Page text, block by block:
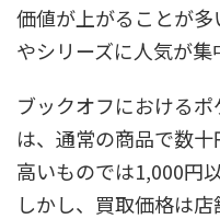
価値が上がることが
やシリーズに人気が集
ブックオフにおける
は、通常の商品で数
高いものでは1,000円
しかし、買取価格は